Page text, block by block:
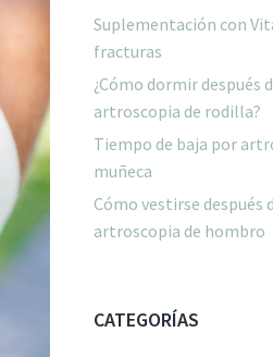
Suplementación con
fracturas
¿Cómo dormir después
artroscopia de rodilla?
Tiempo de baja por
muñeca
Cómo vestirse después
artroscopia de hombro
CATEGORÍAS